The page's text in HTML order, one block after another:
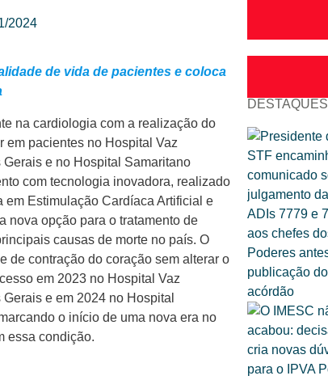
2024
de vida de pacientes e coloca
na cardiologia com a realização do
em pacientes no Hospital Vaz
e no Hospital Samaritano
com tecnologia inovadora, realizado
em Estimulação Cardíaca Artificial e
nova opção para o tratamento de
causas de morte no país. O
de contração do coração sem alterar o
em 2023 no Hospital Vaz
e em 2024 no Hospital
o início de uma nova era no
essa condição.
DESTAQUES